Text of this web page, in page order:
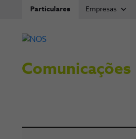
Particulares Empresas